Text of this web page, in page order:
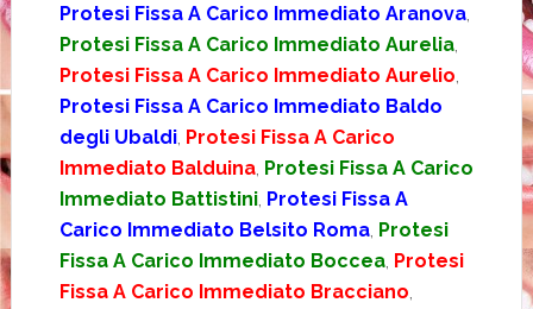
Protesi Fissa A Carico Immediato Aranova,
Protesi Fissa A Carico Immediato Aurelia,
Protesi Fissa A Carico Immediato Aurelio
Protesi Fissa A Carico Immediato Baldo
degli Ubaldi, Protesi Fissa A Carico
Immediato Balduina, Protesi Fissa A Carico
Immediato Battistini, Protesi Fissa A
Carico Immediato Belsito Roma, Protesi
Fissa A Carico Immediato Boccea, Protesi
Fissa A Carico Immediato Bracciano